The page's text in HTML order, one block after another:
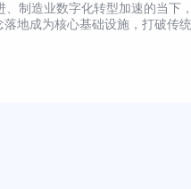
、制造业数字化转型加速的当下
落地成为核心基础设施，打破传